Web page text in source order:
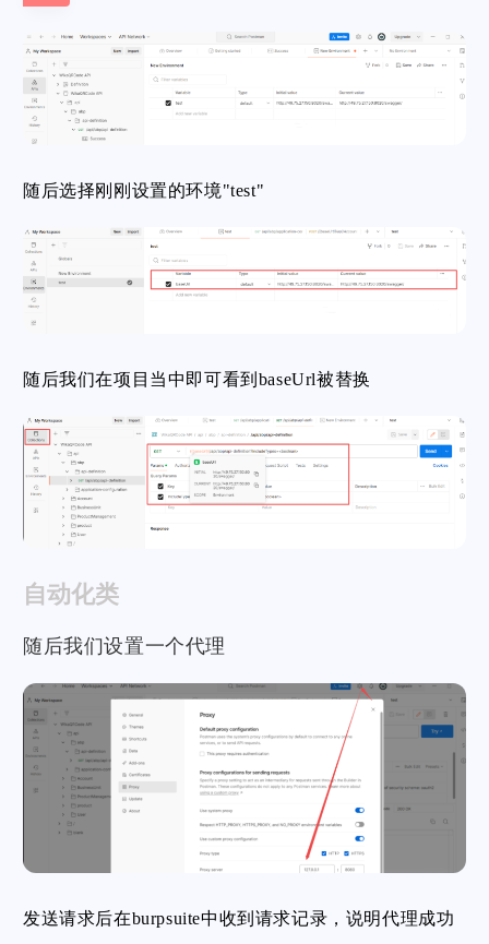
随后选择刚刚设置的环境"test"
随后我们在项目当中即可看到baseUrl被替换
自动化类
随后我们设置一个代理
发送请求后在burpsuite中收到请求记录，说明代理成功